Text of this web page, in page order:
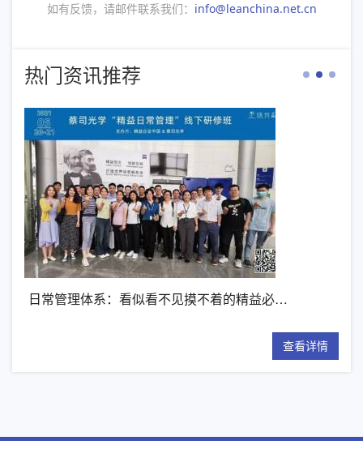
如有反馈，请邮件联系我们： info@leanchina.net.cn
热门资讯推荐
日常管理体系：看似看不见摸不着的精益必…
查看详情